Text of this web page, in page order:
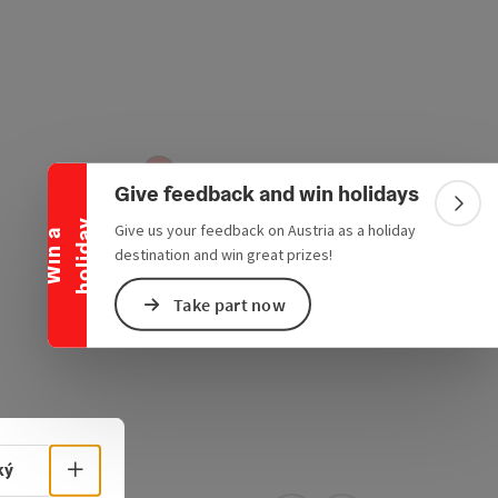
W
i
n
a
h
o
l
i
d
a y
Collapse banner Give feedback and win holidays
Give us your feedback on Austria as a holiday
destination and win great prizes!
Take part now
Select language - Open menu